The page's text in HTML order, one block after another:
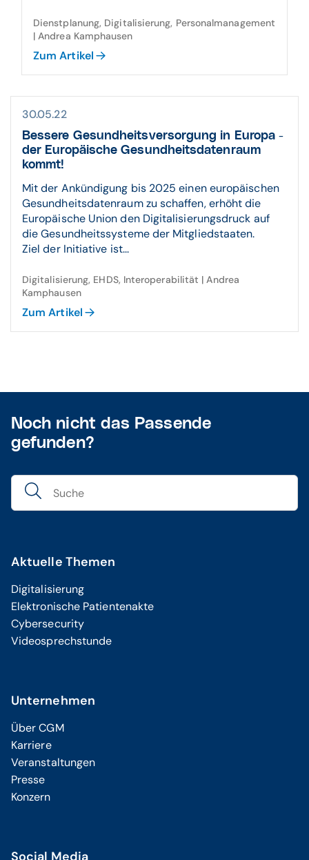
Dienstplanung, Digitalisierung, Personalmanagement
| Andrea Kamphausen
Zum Artikel
30.05.22
Bessere Gesund­heits­ver­sorgung in Europa -
der Euro­pä­ische Gesund­heits­daten­raum
kommt!
Mit der Ankündigung bis 2025 einen europäischen
Gesundheitsdatenraum zu schaffen, erhöht die
Europäische Union den Digitalisierungsdruck auf
die Gesundheitssysteme der Mitgliedstaaten.
Ziel der Initiative ist...
Digitalisierung, EHDS, Interoperabilität | Andrea
Kamphausen
Zum Artikel
Noch nicht das Passende
gefunden?
Aktuelle Themen
Digitalisierung
Elektronische Patientenakte
Cybersecurity
Videosprechstunde
Unternehmen
Über CGM
Karriere
Veranstaltungen
Presse
Konzern
Social Media